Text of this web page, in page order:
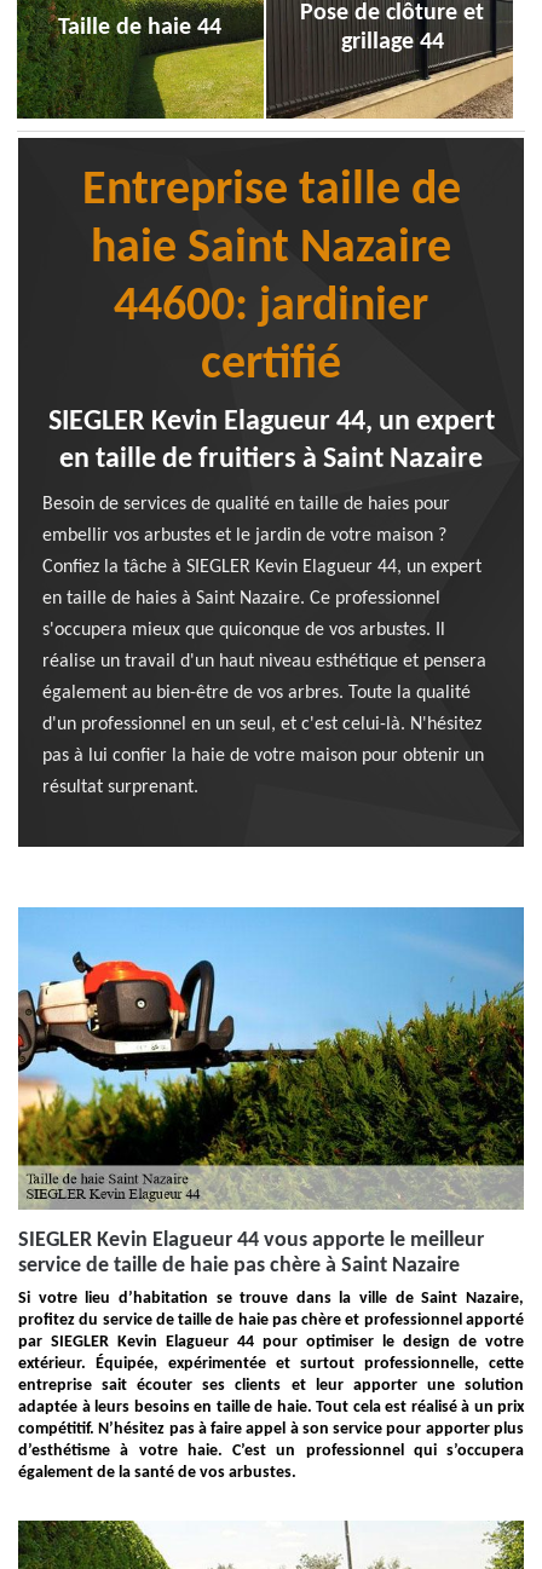
Taille de haie 44
Pose de clôture et
grillage 44
Entreprise taille de
haie Saint Nazaire
44600: jardinier
certifié
SIEGLER Kevin Elagueur 44, un expert
en taille de fruitiers à Saint Nazaire
Besoin de services de qualité en taille de haies pour
embellir vos arbustes et le jardin de votre maison ?
Confiez la tâche à SIEGLER Kevin Elagueur 44, un expert
en taille de haies à Saint Nazaire. Ce professionnel
s'occupera mieux que quiconque de vos arbustes. Il
réalise un travail d'un haut niveau esthétique et pensera
également au bien-être de vos arbres. Toute la qualité
d'un professionnel en un seul, et c'est celui-là. N'hésitez
pas à lui confier la haie de votre maison pour obtenir un
résultat surprenant.
SIEGLER Kevin Elagueur 44 vous apporte le meilleur
service de taille de haie pas chère à Saint Nazaire
Si votre lieu d’habitation se trouve dans la ville de Saint Nazaire,
profitez du service de taille de haie pas chère et professionnel apporté
par SIEGLER Kevin Elagueur 44 pour optimiser le design de votre
extérieur. Équipée, expérimentée et surtout professionnelle, cette
entreprise sait écouter ses clients et leur apporter une solution
adaptée à leurs besoins en taille de haie. Tout cela est réalisé à un prix
compétitif. N’hésitez pas à faire appel à son service pour apporter plus
d’esthétisme à votre haie. C’est un professionnel qui s’occupera
également de la santé de vos arbustes.